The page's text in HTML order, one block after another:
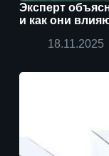
Эксперт
и как они
18.11.2025